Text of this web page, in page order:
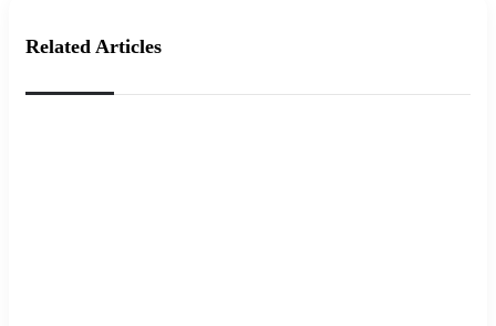
Related Articles